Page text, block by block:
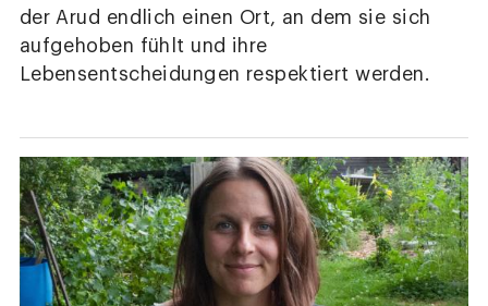
der Arud endlich einen Ort, an dem sie sich
aufgehoben fühlt und ihre
Lebensentscheidungen respektiert werden.